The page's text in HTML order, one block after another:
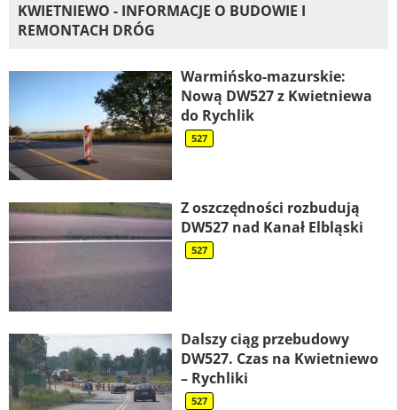
KWIETNIEWO - INFORMACJE O BUDOWIE I
REMONTACH DRÓG
Warmińsko-mazurskie:
Nową DW527 z Kwietniewa
do Rychlik
527
Z oszczędności rozbudują
DW527 nad Kanał Elbląski
527
Dalszy ciąg przebudowy
DW527. Czas na Kwietniewo
– Rychliki
527